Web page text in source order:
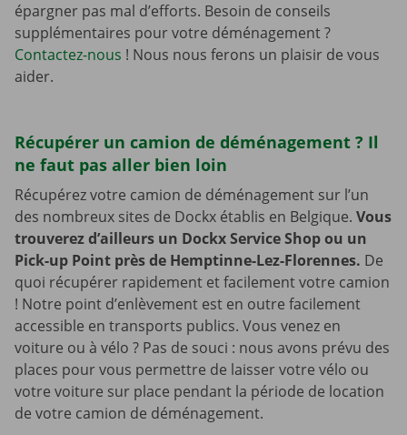
épargner pas mal d’efforts. Besoin de conseils
supplémentaires pour votre déménagement ?
Contactez-nous ! Nous nous ferons un plaisir de vous
aider.
Récupérer un camion de déménagement ? Il
ne faut pas aller bien loin
Récupérez votre camion de déménagement sur l’un
des nombreux sites de Dockx établis en Belgique. Vous
trouverez d’ailleurs un Dockx Service Shop ou un
Pick-up Point près de Hemptinne-Lez-Florennes. De
quoi récupérer rapidement et facilement votre camion
! Notre point d’enlèvement est en outre facilement
accessible en transports publics. Vous venez en
voiture ou à vélo ? Pas de souci : nous avons prévu des
places pour vous permettre de laisser votre vélo ou
votre voiture sur place pendant la période de location
de votre camion de déménagement.